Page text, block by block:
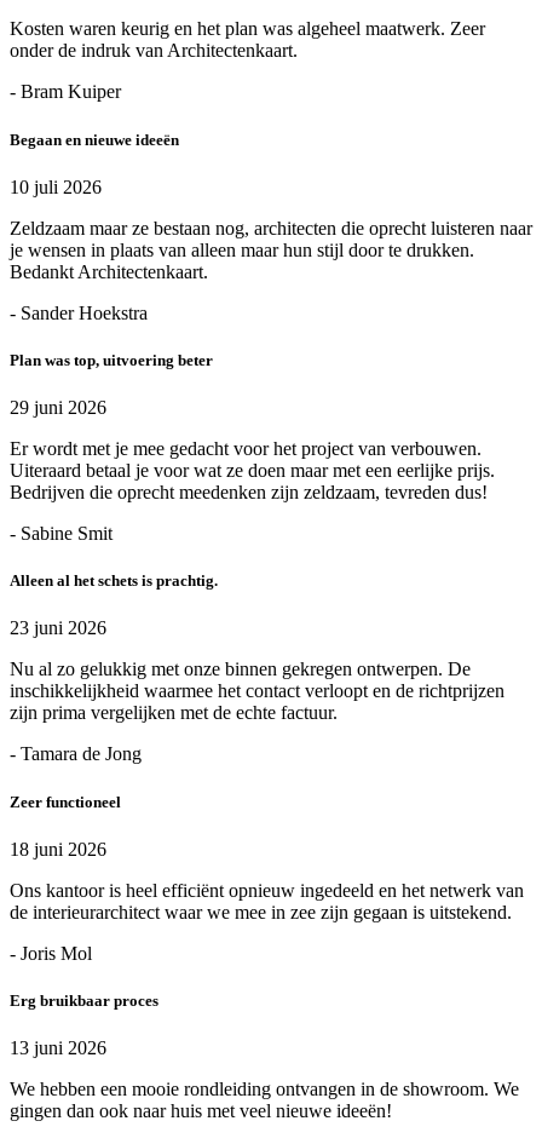
Kosten waren keurig en het plan was algeheel maatwerk. Zeer
onder de indruk van Architectenkaart.
- Bram Kuiper
Begaan en nieuwe ideeën
10 juli 2026
Zeldzaam maar ze bestaan nog, architecten die oprecht luisteren naar
je wensen in plaats van alleen maar hun stijl door te drukken.
Bedankt Architectenkaart.
- Sander Hoekstra
Plan was top, uitvoering beter
29 juni 2026
Er wordt met je mee gedacht voor het project van verbouwen.
Uiteraard betaal je voor wat ze doen maar met een eerlijke prijs.
Bedrijven die oprecht meedenken zijn zeldzaam, tevreden dus!
- Sabine Smit
Alleen al het schets is prachtig.
23 juni 2026
Nu al zo gelukkig met onze binnen gekregen ontwerpen. De
inschikkelijkheid waarmee het contact verloopt en de richtprijzen
zijn prima vergelijken met de echte factuur.
- Tamara de Jong
Zeer functioneel
18 juni 2026
Ons kantoor is heel efficiënt opnieuw ingedeeld en het netwerk van
de interieurarchitect waar we mee in zee zijn gegaan is uitstekend.
- Joris Mol
Erg bruikbaar proces
13 juni 2026
We hebben een mooie rondleiding ontvangen in de showroom. We
gingen dan ook naar huis met veel nieuwe ideeën!